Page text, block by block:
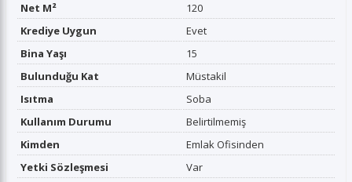
Net M²
120
Krediye Uygun
Evet
Bina Yaşı
15
Bulunduğu Kat
Müstakil
Isıtma
Soba
Kullanım Durumu
Belirtilmemiş
Kimden
Emlak Ofisinden
Yetki Sözleşmesi
Var